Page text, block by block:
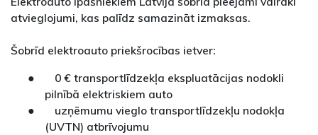
atvieglojumi, kas palīdz samazināt izmaksas.
Šobrīd elektroauto priekšrocības ietver:
● 0 € transportlīdzekļa ekspluatācijas nodokli
pilnībā elektriskiem auto
● uzņēmumu vieglo transportlīdzekļu nodokļa
(UVTN) atbrīvojumu